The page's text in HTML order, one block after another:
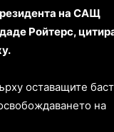
на САЩ
Ройтерс,
оставащите
на